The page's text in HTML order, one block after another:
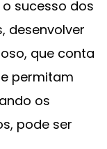
sucesso dos
desenvolver
que conta
permitam
os
pode ser